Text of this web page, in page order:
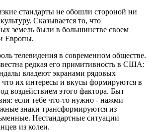
стандарты не обошли стороной ни
Сказывается то, что
земель были в большинстве своем
Европы.
телевидения в современном обществе.
редкая его примитивность в США:
владеют экранами рядовых
их интересы и вкусы формируются в
воздействием этого фактора. Быт
если тебе что-то нужно - нажми
знаки трансформируются из
Нестандартные ситуации
из колеи.